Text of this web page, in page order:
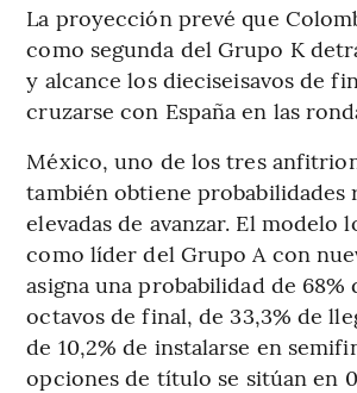
La proyección prevé que
como segunda del Grupo K
y alcance los dieciseisavos de
cruzarse con España en las
México, uno de los tres
también obtiene probabilidades
elevadas de avanzar. El modelo
como líder del Grupo A con
asigna una probabilidad de 68%
octavos de final, de 33,3% de
de 10,2% de instalarse en
opciones de título se sitúan en